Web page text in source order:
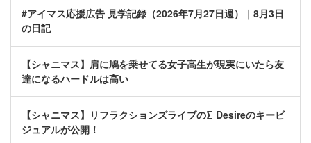
#アイマス応援広告 見学記録（2026年7月27日週）｜8月3日
の日記
【シャニマス】肩に鳩を乗せてる女子高生が現実にいたら友
達になるハードルは高い
【シャニマス】リフラクションズライブの∑ Desireのキービ
ジュアルが公開！